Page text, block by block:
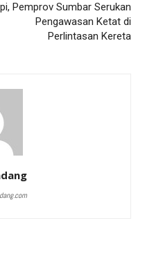
Pemprov Sumbar Serukan
Pengawasan Ketat di
Perlintasan Kereta